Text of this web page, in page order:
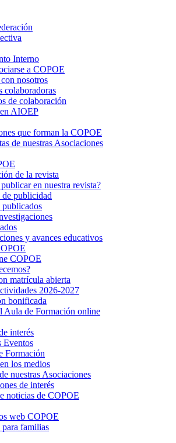
Interno
a COPOE
nosotros
colaboradoras
de colaboración
AIOEP
que forman la COPOE
de nuestras Asociaciones
de la revista
en nuestra revista?
publicidad
y avances educativos
COPOE
matrícula abierta
2026-2027
bonificada
Aula de Formación online
interés
Eventos
Formación
los medios
nuestras Asociaciones
de interés
noticias de COPOE
web COPOE
para familias